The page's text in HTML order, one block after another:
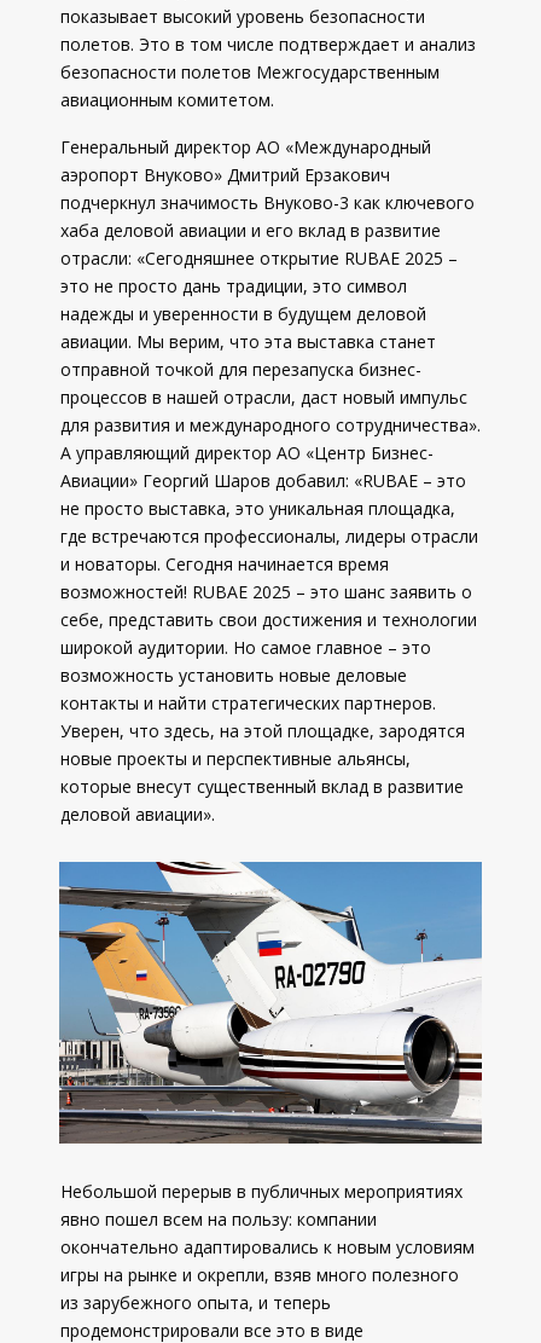
показывает высокий уровень безопасности
полетов. Это в том числе подтверждает и анализ
безопасности полетов Межгосударственным
авиационным комитетом.
Генеральный директор АО «Международный
аэропорт Внуково» Дмитрий Ерзакович
подчеркнул значимость Внуково-3 как ключевого
хаба деловой авиации и его вклад в развитие
отрасли: «Сегодняшнее открытие RUBAE 2025 –
это не просто дань традиции, это символ
надежды и уверенности в будущем деловой
авиации. Мы верим, что эта выставка станет
отправной точкой для перезапуска бизнес-
процессов в нашей отрасли, даст новый импульс
для развития и международного сотрудничества».
А управляющий директор АО «Центр Бизнес-
Авиации» Георгий Шаров добавил: «RUBAE – это
не просто выставка, это уникальная площадка,
где встречаются профессионалы, лидеры отрасли
и новаторы. Сегодня начинается время
возможностей! RUBAE 2025 – это шанс заявить о
себе, представить свои достижения и технологии
широкой аудитории. Но самое главное – это
возможность установить новые деловые
контакты и найти стратегических партнеров.
Уверен, что здесь, на этой площадке, зародятся
новые проекты и перспективные альянсы,
которые внесут существенный вклад в развитие
деловой авиации».
Небольшой перерыв в публичных мероприятиях
явно пошел всем на пользу: компании
окончательно адаптировались к новым условиям
игры на рынке и окрепли, взяв много полезного
из зарубежного опыта, и теперь
продемонстрировали все это в виде